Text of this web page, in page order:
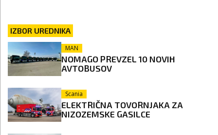
IZBOR UREDNIKA
MAN
NOMAGO PREVZEL 10 NOVIH
AVTOBUSOV
Scania
ELEKTRIČNA TOVORNJAKA ZA
NIZOZEMSKE GASILCE